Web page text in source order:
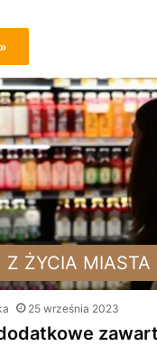
Z ŻYCIA MIASTA
25 września 2023